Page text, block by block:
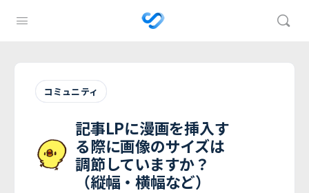
コミュニティ
記事LPに漫画を挿入す
る際に画像のサイズは
調節していますか？
（縦幅・横幅など）